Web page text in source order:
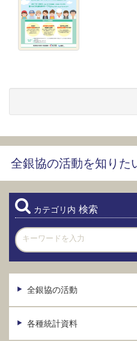
全銀協の活動を知りた
カテゴリ内 検索
全銀協の活動
各種統計資料